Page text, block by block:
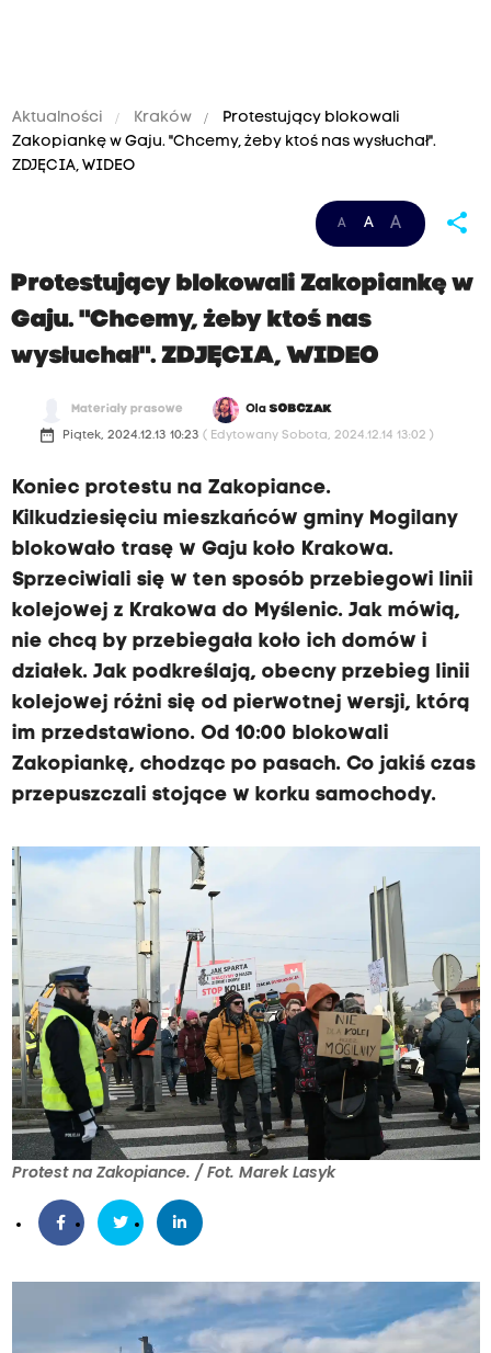
Aktualności Kraków
Protestujący blokowali
Zakopiankę w Gaju. "Chcemy, żeby ktoś nas wysłuchał".
ZDJĘCIA, WIDEO
A A A share
Protestujący blokowali Zakopiankę w
Gaju. "Chcemy, żeby ktoś nas
wysłuchał". ZDJĘCIA, WIDEO
Materiały prasowe OlaSOBCZAK
date_range Piątek, 2024.12.13 10:23 ( Edytowany Sobota, 2024.12.14 13:02 )
Koniec protestu na Zakopiance.
Kilkudziesięciu mieszkańców gminy Mogilany
blokowało trasę w Gaju koło Krakowa.
Sprzeciwiali się w ten sposób przebiegowi linii
kolejowej z Krakowa do Myślenic. Jak mówią,
nie chcą by przebiegała koło ich domów i
działek. Jak podkreślają, obecny przebieg linii
kolejowej różni się od pierwotnej wersji, którą
im przedstawiono. Od 10:00 blokowali
Zakopiankę, chodząc po pasach. Co jakiś czas
przepuszczali stojące w korku samochody.
Protest na Zakopiance. / Fot. Marek Lasyk